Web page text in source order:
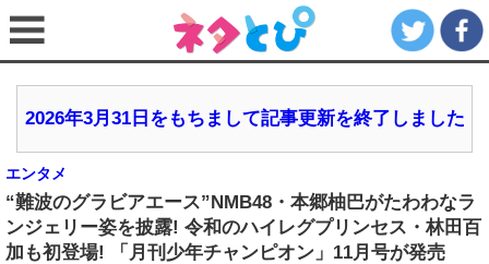
2026年3月31日をもちまして記事更新を終了しました
エンタメ
“難波のグラビアエース”NMB48・本郷柚巴がたわわなラ
ンジェリー姿を披露! 令和のハイレグプリンセス・林田百
加も初登場! 「月刊少年チャンピオン」11月号が発売